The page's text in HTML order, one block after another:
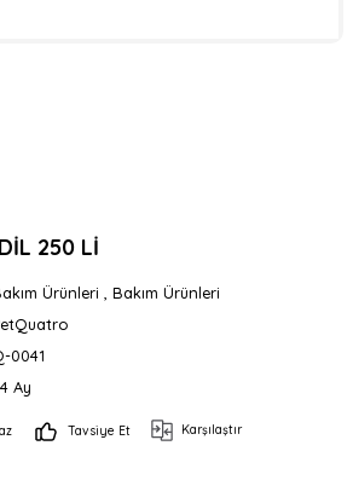
250 Lİ
Ürünleri
Bakım Ürünleri
0041
Ay
Tavsiye Et Karşılaştır